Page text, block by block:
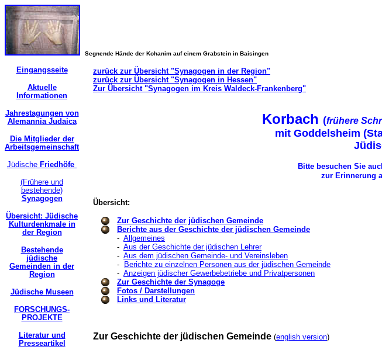
Segnende Hände der Kohanim auf einem Grabstein in Baisingen
Eingangsseite
Aktuelle
Informationen
Jahrestagungen von
Alemannia Judaica
Die Mitglieder der
Arbeitsgemeinschaft
Jüdische Friedhöfe
(Frühere und
bestehende)
Synagogen
Übersicht: Jüdische
Kulturdenkmale in
der Region
Bestehende
jüdische
Gemeinden in der
Region
Jüdische Museen
FORSCHUNGS-
PROJEKTE
Literatur und
Presseartikel
zurück zur Übersicht "Synagogen in der Region"
zurück zur Übersicht "Synagogen in Hessen"
Zur Übersicht "Synagogen im Kreis Waldeck-Frankenberg"
Korbach (frühere
mit Goddelsheim
Bitte besuchen Sie
zur Erinnerung
Übersicht:
Zur Geschichte der jüdischen Gemeinde
Berichte aus der Geschichte der jüdischen Gemeinde
- Allgemeines
- Aus der Geschichte der jüdischen Lehrer
- Aus dem jüdischen Gemeinde- und Vereinsleben
-
Berichte zu einzelnen Personen aus der jüdischen Gemeinde
- Anzeigen jüdischer Gewerbebetriebe und Privatpersonen
Zur Geschichte der Synagoge
Fotos / Darstellungen
Links und Literatur
Zur Geschichte der jüdischen Gemeinde (english version)